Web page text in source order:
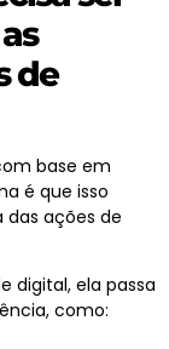
de
base em
é que isso
ações de
digital, ela passa
como: